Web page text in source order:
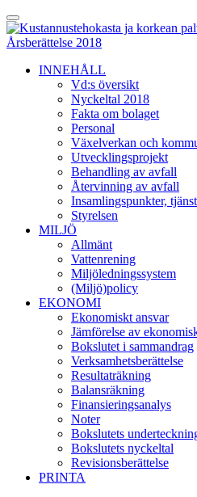
Skip
to
content
Toggle
Menu
Årsberättelse 2018
INNEHÅLL
Vd:s översikt
Nyckeltal 2018
Fakta om bolaget
Personal
Växelverkan och
Utvecklingsprojekt
Behandling av avfall
Återvinning av avfall
Insamlingspunkter,
Styrelsen
MILJÖ
Allmänt
Vattenrening
Miljöledningssystem
(Miljö)policy
EKONOMI
Ekonomiskt ansvar
Jämförelse av
Bokslutet i sammandrag
Verksamhetsberättelse
Resultaträkning
Balansräkning
Finansieringsanalys
Noter
Bokslutets
Bokslutets nyckeltal
Revisionsberättelse
PRINTA